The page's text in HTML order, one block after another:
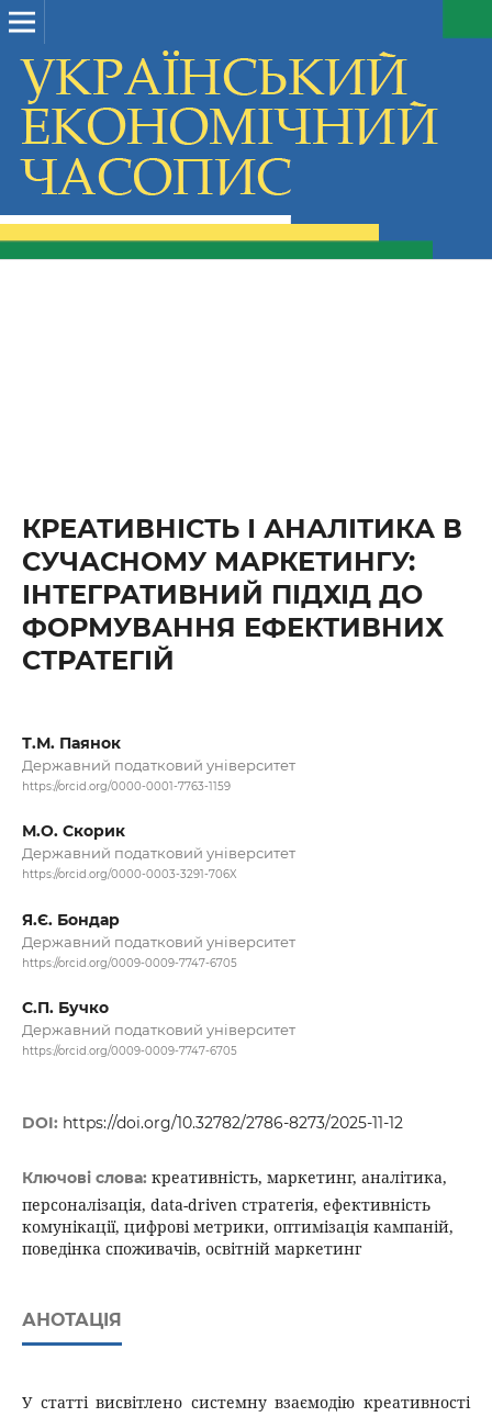
КРЕАТИВНІСТЬ І АНАЛІТИКА В
СУЧАСНОМУ МАРКЕТИНГУ:
ІНТЕГРАТИВНИЙ ПІДХІД ДО
ФОРМУВАННЯ ЕФЕКТИВНИХ
СТРАТЕГІЙ
Т.М. Паянок
Державний податковий університет
https://orcid.org/0000-0001-7763-1159
М.О. Скорик
Державний податковий університет
https://orcid.org/0000-0003-3291-706X
Я.Є. Бондар
Державний податковий університет
https://orcid.org/0009-0009-7747-6705
С.П. Бучко
Державний податковий університет
https://orcid.org/0009-0009-7747-6705
DOI: https://doi.org/10.32782/2786-8273/2025-11-12
Ключові слова: креативність, маркетинг, аналітика,
персоналізація, data-driven стратегія, ефективність
комунікації, цифрові метрики, оптимізація кампаній,
поведінка споживачів, освітній маркетинг
АНОТАЦІЯ
У статті висвітлено системну взаємодію креативності